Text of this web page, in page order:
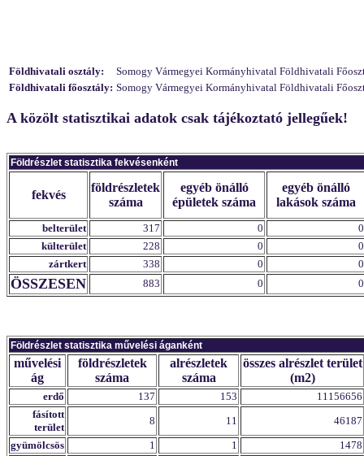
Földhivatali osztály:
Somogy Vármegyei Kormányhivatal Földhivatali
Földhivatali főosztály: Somogy Vármegyei Kormányhivatal Földhivatali
A közölt statisztikai adatok csak tájékoztató jellegűek!
Földrészlet statisztika fekvésenként
fekvés
földrészletek
száma
egyéb önálló
épületek száma
egyéb önálló
lakások száma
belterület 317 0
0
külterület
228 0
0
zártkert
338 0 0
ÖSSZESEN 883 0 0
Földrészlet statisztika művelési áganként
művelési
ág
földrészletek
száma
alrészletek
száma
összes alrészlet terület
(m2)
erdő 137 153
11156656
fásított
terület
8 11
46187
gyümölcsös
1 1
1478